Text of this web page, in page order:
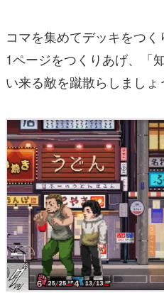
コマを集めてデッキをつ
1ページをつくりあげ、「
い来る敵を蹴散らしましょ